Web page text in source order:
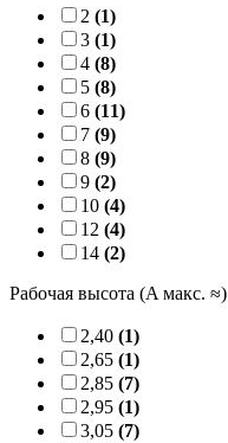
2 (1)
3 (1)
4 (8)
5 (8)
6 (11)
7 (9)
8 (9)
9 (2)
10 (4)
12 (4)
14 (2)
Рабочая высота (A макс. ≈)
2,40 (1)
2,65 (1)
2,85 (7)
2,95 (1)
3,05 (7)